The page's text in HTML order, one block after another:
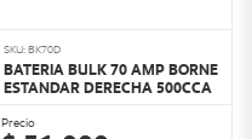
SKU: BK70D
BATERIA BULK 70 AMP BORNE
ESTANDAR DERECHA 500CCA
Precio